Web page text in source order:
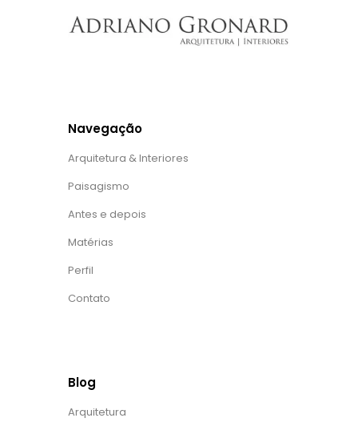
Navegação
Arquitetura & Interiores
Paisagismo
Antes e depois
Matérias
Perfil
Contato
Blog
Arquitetura